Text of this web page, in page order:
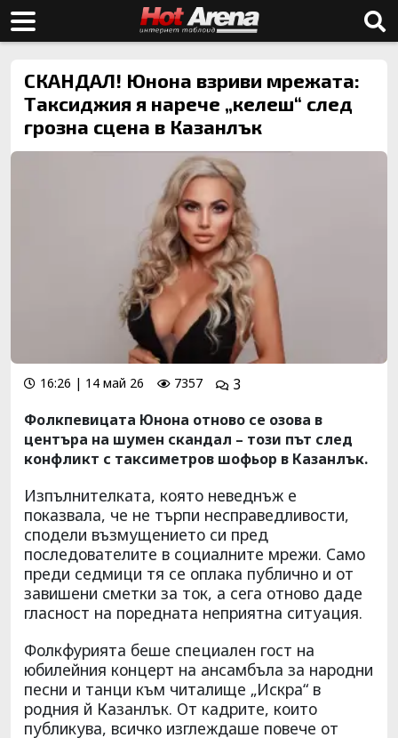
СКАНДАЛ! Юнона взриви мрежата:
Таксиджия я нарече „келеш“ след
грозна сцена в Казанлък
16:26 | 14 май 26 7357
3
Фолкпевицата Юнона отново се озова в
центъра на шумен скандал – този път след
конфликт с таксиметров шофьор в Казанлък.
Изпълнителката, която неведнъж е
показвала, че не търпи несправедливости,
сподели възмущението си пред
последователите в социалните мрежи. Само
преди седмици тя се оплака публично и от
завишени сметки за ток, а сега отново даде
гласност на поредната неприятна ситуация.
Фолкфурията беше специален гост на
юбилейния концерт на ансамбъла за народни
песни и танци към читалище „Искра“ в
родния й Казанлък. От кадрите, които
публикува, всичко изглеждаше повече от